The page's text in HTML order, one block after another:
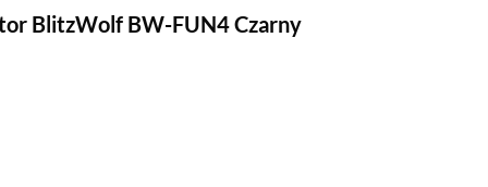
BlitzWolf BW-FUN4 Czarny